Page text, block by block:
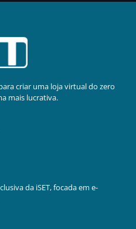
criar uma loja virtual do zero
mais lucrativa.
da iSET, focada em e-